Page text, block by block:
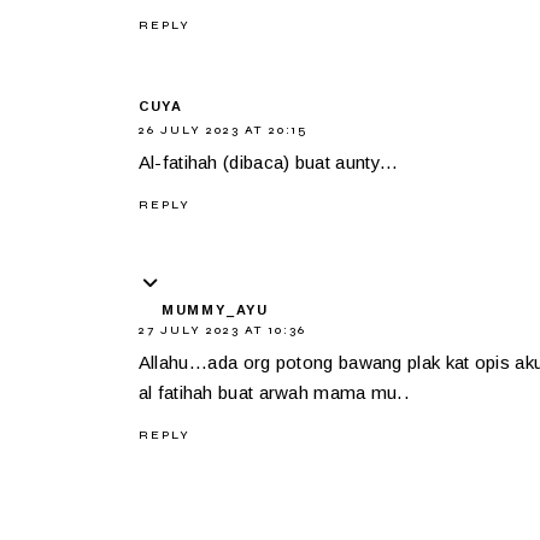
REPLY
CUYA
26 JULY 2023 AT 20:15
Al-fatihah (dibaca) buat aunty...
REPLY
MUMMY_AYU
27 JULY 2023 AT 10:36
Allahu...ada org potong bawang plak kat opis
al fatihah buat arwah mama mu..
REPLY